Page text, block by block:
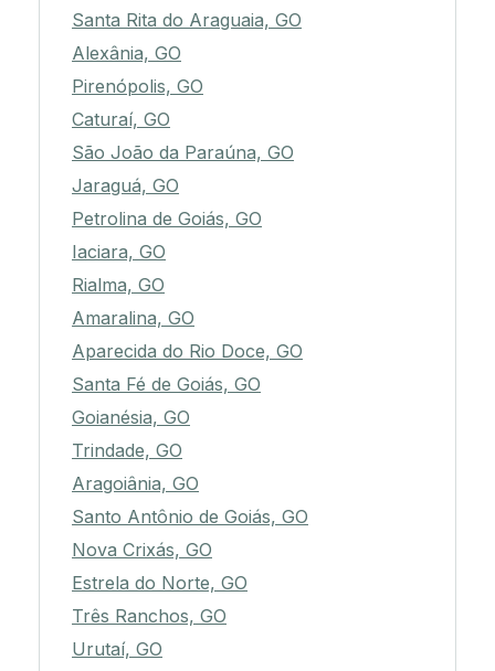
Santa Rita do Araguaia, GO
Alexânia, GO
Pirenópolis, GO
Caturaí, GO
São João da Paraúna, GO
Jaraguá, GO
Petrolina de Goiás, GO
Iaciara, GO
Rialma, GO
Amaralina, GO
Aparecida do Rio Doce, GO
Santa Fé de Goiás, GO
Goianésia, GO
Trindade, GO
Aragoiânia, GO
Santo Antônio de Goiás, GO
Nova Crixás, GO
Estrela do Norte, GO
Três Ranchos, GO
Urutaí, GO